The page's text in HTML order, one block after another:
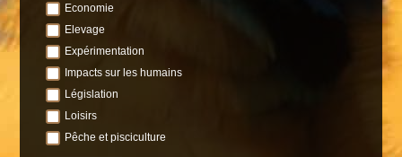
Economie
Elevage
Expérimentation
Impacts sur les humains
Législation
Loisirs
Pêche et pisciculture